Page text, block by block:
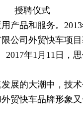
授聘仪式
品和服务。
公司外贸快车
年1月11日
的大潮中，
贸快车品牌形